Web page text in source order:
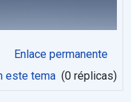
Enlace permanente
este tema (0 réplicas)